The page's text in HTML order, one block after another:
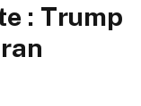
: Trump